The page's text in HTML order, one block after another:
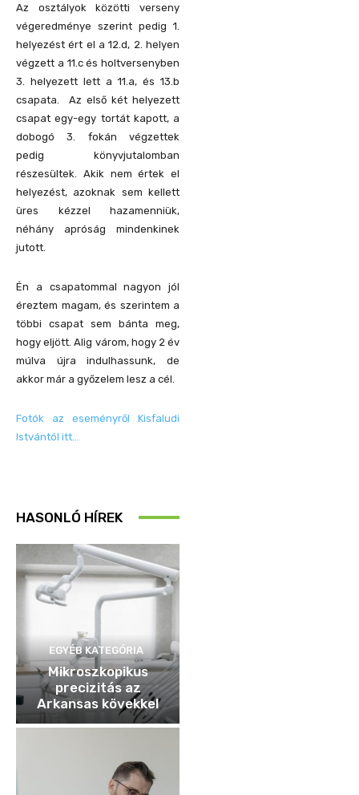
Az osztályok közötti verseny
végeredménye szerint pedig 1.
helyezést ért el a 12.d, 2. helyen
végzett a 11.c és holtversenyben
3. helyezett lett a 11.a, és 13.b
csapata. Az első két helyezett
csapat egy-egy tortát kapott, a
dobogó 3. fokán végzettek
pedig könyvjutalomban
részesültek. Akik nem értek el
helyezést, azoknak sem kellett
üres kézzel hazamenniük,
néhány apróság mindenkinek
jutott.
Én a csapatommal nagyon jól
éreztem magam, és szerintem a
többi csapat sem bánta meg,
hogy eljött. Alig várom, hogy 2 év
múlva újra indulhassunk, de
akkor már a győzelem lesz a cél.
Fotók az eseményről Kisfaludi
Istvántól itt…
HASONLÓ HÍREK
EGYÉB KATEGÓRIA
Mikroszkopikus
precizitás az
Arkansas kövekkel